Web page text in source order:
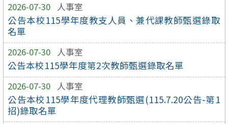
2026-07-30 人事室
公告本校115學年度教支人員、兼代課教師甄選錄取
名單
2026-07-30 人事室
公告本校115學年度第2次教師甄選錄取名單
2026-07-30 人事室
公告本校115學年度代理教師甄選(115.7.20公告-第1
招)錄取名單